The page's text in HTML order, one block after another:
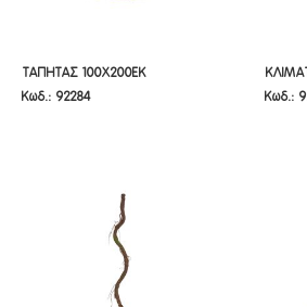
ΤΑΠΗΤΑΣ 100Χ200ΕΚ
ΥΦΑΣΜΑΤΙΝΟΣ
ΤΑΠΗΤΑΣ 100Χ200ΕΚ
ΥΦΑΣΜΑΤΙΝΟΣ
Κωδ.: 92284 Κωδ.: